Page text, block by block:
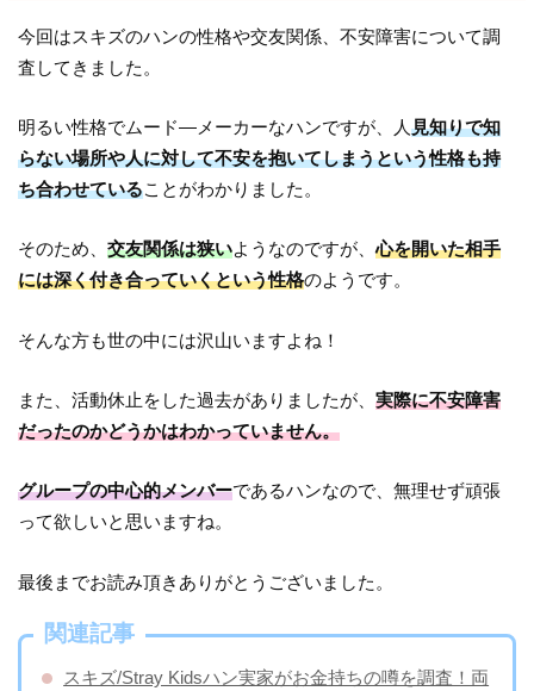
今回はスキズのハンの性格や交友関係、不安障害について調
査してきました。
明るい性格でムード―メーカーなハンですが、人見知りで知
らない場所や人に対して不安を抱いてしまうという性格も持
ち合わせていることがわかりました。
そのため、交友関係は狭いようなのですが、心を開いた相手
には深く付き合っていくという性格のようです。
そんな方も世の中には沢山いますよね！
また、活動休止をした過去がありましたが、実際に不安障害
だったのかどうかはわかっていません。
グループの中心的メンバーであるハンなので、無理せず頑張
って欲しいと思いますね。
最後までお読み頂きありがとうございました。
関連記事
スキズ/Stray Kidsハン実家がお金持ちの噂を調査！両